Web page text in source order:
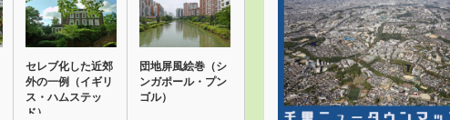
セレブ化した近郊
外の一例（イギリ
ス・ハムステッ
ド）
団地屏風絵巻（シ
ンガポール・プン
ゴル）